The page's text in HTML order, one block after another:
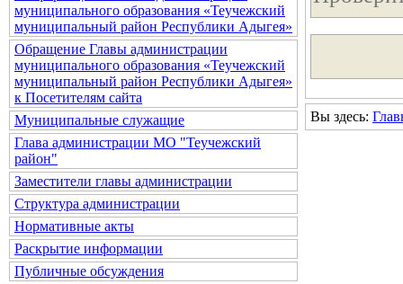
муниципального образования «Теучежский
муниципальный район Республики Адыгея»
Обращение Главы администрации
муниципального образования «Теучежский
муниципальный район Республики Адыгея»
к Посетителям сайта
Муниципальные служащие
Глава администрации МО "Теучежский
район"
Заместители главы администрации
Структура администрации
Нормативные акты
Раскрытие информации
Публичные обсуждения
Вы здесь: